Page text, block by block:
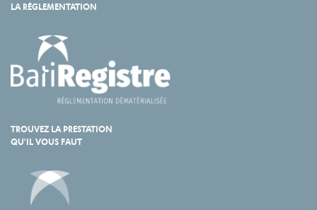
LA RÉGLEMENTATION
TROUVEZ LA PRESTATION
QU'IL VOUS FAUT